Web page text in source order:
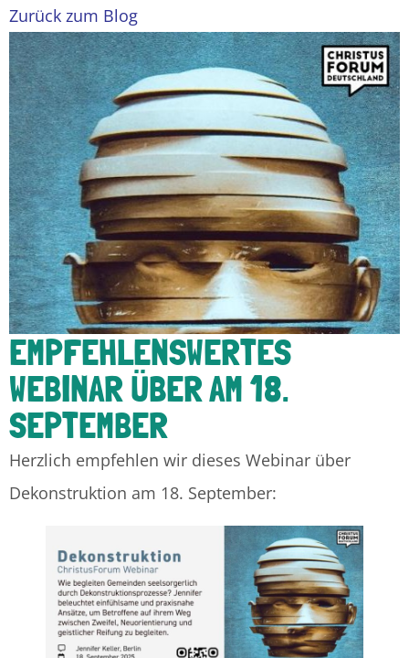
Zurück zum Blog
EMPFEHLENSWERTES
WEBINAR ÜBER AM 18.
SEPTEMBER
Herzlich empfehlen wir dieses Webinar über
Dekonstruktion am 18. September: